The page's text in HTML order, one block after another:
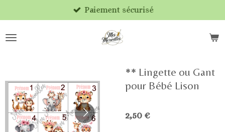
au
contenu
Paiement sécurisé
** Lingette ou Gant
pour Bébé Lison
2,50 €